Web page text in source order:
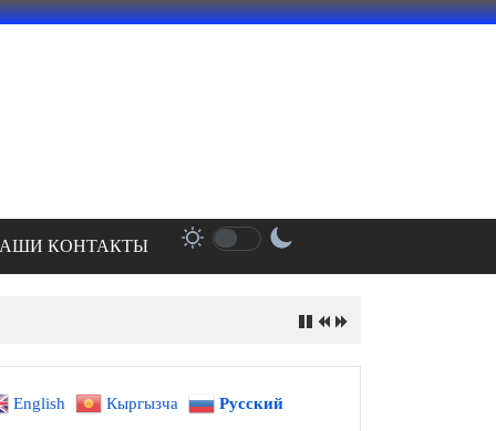
КОНТАКТЫ
English Кыргызча Русский